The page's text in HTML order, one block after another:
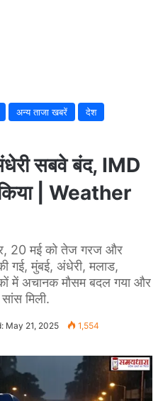
अन्य ताजा खबरें
देश
सबवे बंद, IMD
| Weather
20 मई को तेज गरज और
गई, मुंबई, अंधेरी, मलाड,
में अचानक मौसम बदल गया और
मिली.
May 21, 2025 1,554